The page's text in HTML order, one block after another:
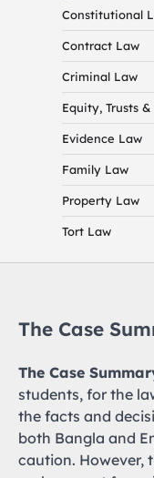
Constitutional
Contract Law
Criminal Law
Equity, Trusts
Evidence Law
Family Law
Property Law
Tort Law
The Case
The Case
students, for the
the facts and
both Bangla and
caution. However,